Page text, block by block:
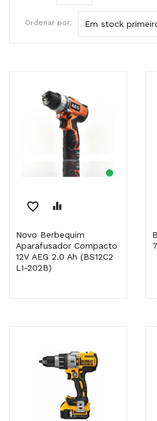
Ordenar por: Em stock
favorite_border equalizer
Novo Berbequim
Aparafusador Compacto
12V AEG 2.0 Ah (BS12C2
LI-202B)
BERBEQUIM PERCUTOR